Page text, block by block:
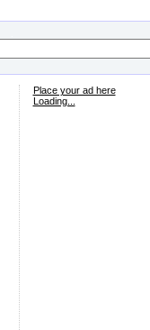
Place your ad here
Loading...